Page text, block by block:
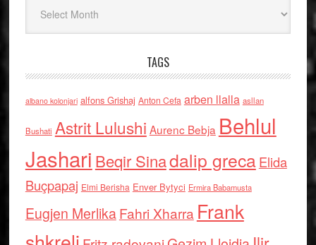
TAGS
albano kolonjari alfons Grishaj Anton Cefa arben llalla asllan
Bushati Astrit Lulushi Aurenc Bebja Behlul
Jashari Beqir Sinadalip grecaElida
Buçpapaj Elmi Berisha Enver Bytyci Ermira Babamusta
Eugjen MerlikaFahri Xharra Frank